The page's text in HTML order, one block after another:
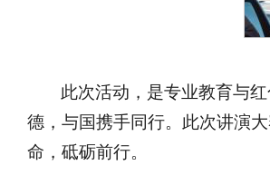
此次活动，是专业教育与
德，与国携手同行。此次讲演
命，砥砺前行。